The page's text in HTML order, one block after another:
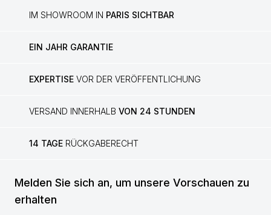
IM SHOWROOM IN PARIS SICHTBAR
EIN JAHR GARANTIE
EXPERTISE VOR DER VERÖFFENTLICHUNG
VERSAND INNERHALB VON 24 STUNDEN
14 TAGE RÜCKGABERECHT
Melden Sie sich an, um unsere Vorschauen zu
erhalten